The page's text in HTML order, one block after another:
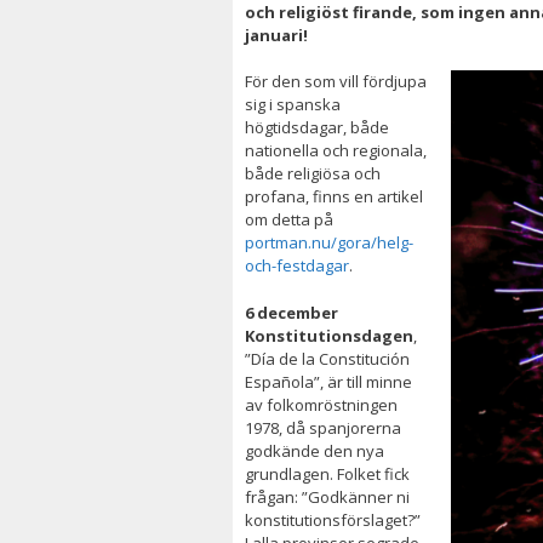
och religiöst firande, som ingen
januari!
För den som vill fördjupa
sig i spanska
högtidsdagar, både
nationella och regionala,
både religiösa och
profana, finns en artikel
om detta på
portman.nu/gora/helg-
och-festdagar.
6 december
Konstitutionsdagen,
”Día de la Constitución
Española”, är till minne
avfolkomröstningen
1978, då spanjorerna
godkände den nya
grundlagen. Folket fick
frågan: ”Godkänner ni
konstitutionsförslaget?”